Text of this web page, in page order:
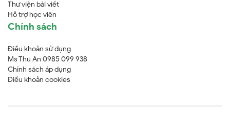
Thư viện bài viết
Hỗ trợ học viên
Chính sách
Điều khoản sử dụng
Ms Thu An 0985 099 938
Chính sách áp dụng
Điều khoản cookies